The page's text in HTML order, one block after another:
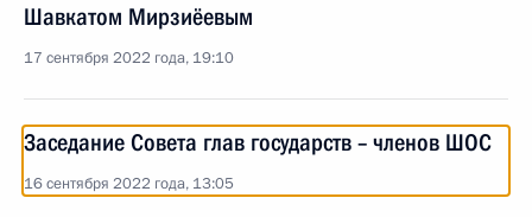
Шавкатом Мирзиёевым
17 сентября 2022 года, 19:10
Заседание Совета глав государств – членов ШОС
16 сентября 2022 года, 13:05